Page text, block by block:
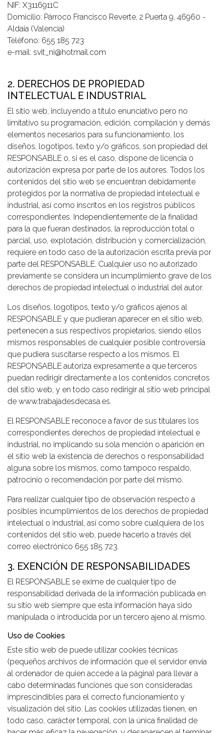
NIF: X3116911C
Domicilio: Párroco Francisco Reverte, 2 Puerta 9, 46960 -
Aldaia (Valencia)
Teléfono: 655 185 723
e-mail: svit_ni@hotmail.com
2. DERECHOS DE PROPIEDAD
INTELECTUAL E INDUSTRIAL
El sitio web, incluyendo a título enunciativo pero no
limitativo su programación, edición, compilación y demás
elementos necesarios para su funcionamiento, los
diseños, logotipos, texto y/o gráficos, son propiedad del
RESPONSABLE o, si es el caso, dispone de licencia o
autorización expresa por parte de los autores. Todos los
contenidos del sitio web se encuentran debidamente
protegidos por la normativa de propiedad intelectual e
industrial, así como inscritos en los registros públicos
correspondientes. Independientemente de la finalidad
para la que fueran destinados, la reproducción total o
parcial, uso, explotación, distribución y comercialización,
requiere en todo caso de la autorización escrita previa por
parte del RESPONSABLE. Cualquier uso no autorizado
previamente se considera un incumplimiento grave de los
derechos de propiedad intelectual o industrial del autor.
Los diseños, logotipos, texto y/o gráficos ajenos al
RESPONSABLE y que pudieran aparecer en el sitio web,
pertenecen a sus respectivos propietarios, siendo ellos
mismos responsables de cualquier posible controversia
que pudiera suscitarse respecto a los mismos. El
RESPONSABLE autoriza expresamente a que terceros
puedan redirigir directamente a los contenidos concretos
del sitio web, y en todo caso redirigir al sitio web principal
de www.trabajadesdecasa.es.
El RESPONSABLE reconoce a favor de sus titulares los
correspondientes derechos de propiedad intelectual e
industrial, no implicando su sola mención o aparición en
el sitio web la existencia de derechos o responsabilidad
alguna sobre los mismos, como tampoco respaldo,
patrocinio o recomendación por parte del mismo.
Para realizar cualquier tipo de observación respecto a
posibles incumplimientos de los derechos de propiedad
intelectual o industrial, así como sobre cualquiera de los
contenidos del sitio web, puede hacerlo a través del
correo electrónico 655 185 723.
3. EXENCIÓN DE RESPONSABILIDADES
El RESPONSABLE se exime de cualquier tipo de
responsabilidad derivada de la información publicada en
su sitio web siempre que esta información haya sido
manipulada o introducida por un tercero ajeno al mismo.
Uso de Cookies
Este sitio web de puede utilizar cookies técnicas
(pequeños archivos de información que el servidor envía
al ordenador de quien accede a la página) para llevar a
cabo determinadas funciones que son consideradas
imprescindibles para el correcto funcionamiento y
visualización del sitio. Las cookies utilizadas tienen, en
todo caso, carácter temporal, con la única finalidad de